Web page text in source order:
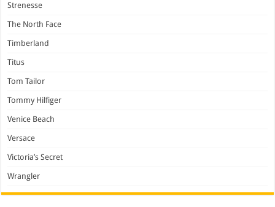
Strenesse
The North Face
Timberland
Titus
Tom Tailor
Tommy Hilfiger
Venice Beach
Versace
Victoria’s Secret
Wrangler